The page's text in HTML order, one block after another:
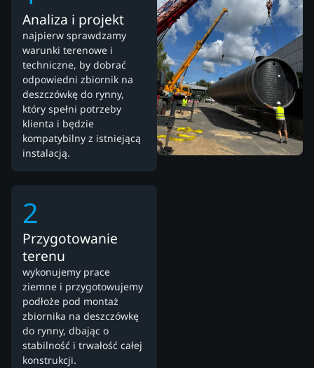
Analiza i projekt
najpierw sprawdzamy
warunki terenowe i
techniczne, by dobrać
odpowiedni zbiornik na
deszczówkę do rynny,
który spełni potrzeby
klienta i będzie
kompatybilny z istniejącą
instalacją.
2
Przygotowanie
terenu
wykonujemy prace
ziemne i przygotowujemy
podłoże pod montaż
zbiornika na deszczówkę
do rynny, dbając o
stabilność i trwałość całej
konstrukcji.